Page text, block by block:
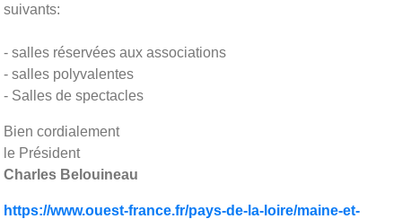
suivants:
- salles réservées aux associations
- salles polyvalentes
- Salles de spectacles
Bien cordialement
le Président
Charles Belouineau
https://www.ouest-france.fr/pays-de-la-loire/maine-et-